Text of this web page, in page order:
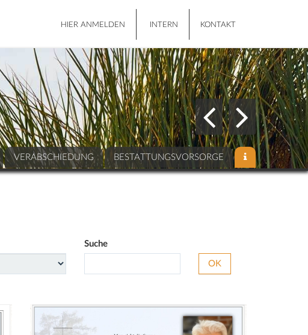
HIER ANMELDEN INTERN KONTAKT
VERABSCHIEDUNG BESTATTUNGSVORSORGE
Suche
OK